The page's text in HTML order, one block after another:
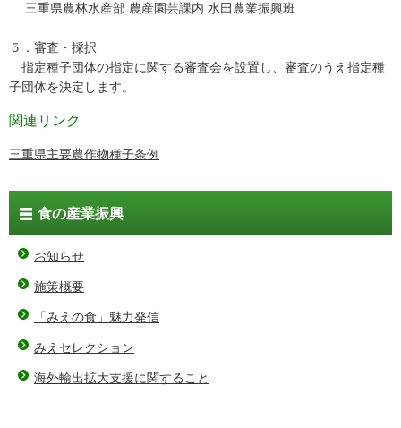
三重県農林水産部 農産園芸課内 水田農業振興班
５．審査・採択
指定種子団体の指定に関する審査会を設置し、審査のうえ指定種
子団体を決定します。
関連リンク
三重県主要農作物種子条例
食の産業振興
お知らせ
施策概要
「みえの食」魅力発信
みえセレクション
海外輸出拡大支援に関すること